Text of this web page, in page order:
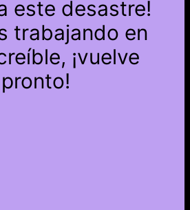
este desastre!
trabajando en
¡vuelve
pronto!